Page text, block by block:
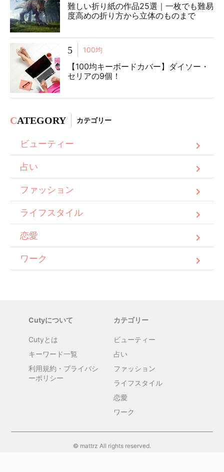
難しい折り紙の作品25選｜一枚でも難易
度高めの折り方から立体のものまで
5 100均
【100均キーボードカバー】ダイソー・
セリアの9個！
CATEGORY カテゴリー
ビューティー
占い
ファッション
ライフスタイル
恋愛
ワーク
Cutyについて
Cutyとは
キーワード一覧
利用規約・プライバシ
ーポリシー
カテゴリー
ビューティー
占い
ファッション
ライフスタイル
恋愛
ワーク
© mattrz All rights reserved.